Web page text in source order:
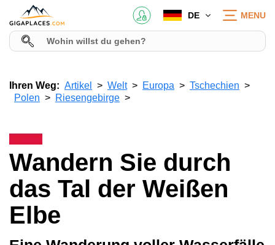
DE MENU
Ihren Weg: Artikel Welt Europa
Tschechien
Polen
Riesengebirge
Wandern Sie durch
das Tal der Weißen
Elbe